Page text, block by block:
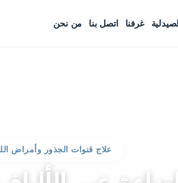
غرفنا اتصل بنا من نحن
علاج قنوات الجذور وأمراض